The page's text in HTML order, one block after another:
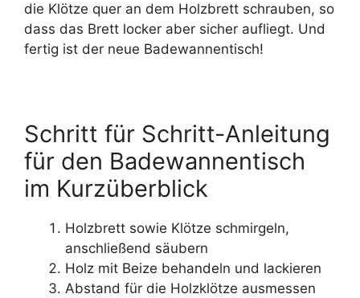
die Klötze quer an dem Holzbrett schrauben, so
dass das Brett locker aber sicher aufliegt. Und
fertig ist der neue Badewannentisch!
Schritt für Schritt-Anleitung
für den Badewannentisch
im Kurzüberblick
Holzbrett sowie Klötze schmirgeln,
anschließend säubern
Holz mit Beize behandeln und lackieren
Abstand für die Holzklötze ausmessen